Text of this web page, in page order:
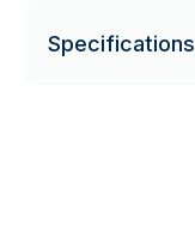
Specifications